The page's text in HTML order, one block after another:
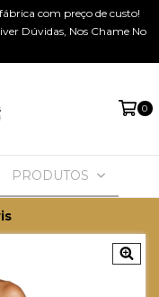
com preço de custo!
Dúvidas, Nos Chame No
0
PRODUTOS